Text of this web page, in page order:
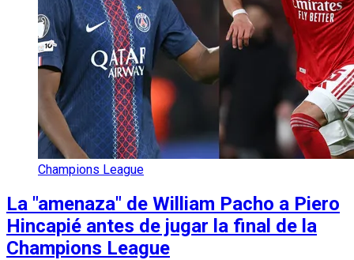
Champions League
La "amenaza" de William Pacho a Piero
Hincapié antes de jugar la final de la
Champions League